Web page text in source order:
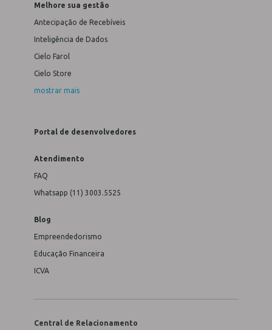
Melhore sua gestão
Antecipação de Recebíveis
Inteligência de Dados
Cielo Farol
Cielo Store
mostrar mais
Portal de desenvolvedores
Atendimento
FAQ
Whatsapp (11) 3003.5525
Blog
Empreendedorismo
Educação Financeira
ICVA
Central de Relacionamento